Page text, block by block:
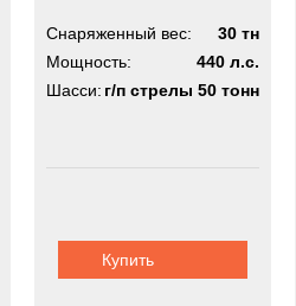
Снаряженный вес:
30 тн
Мощность:
440 л.с.
Шасси: г/п стрелы 50 тонн
Купить